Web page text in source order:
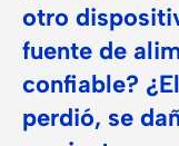
otro
fuente de
confiable?
perdió, se